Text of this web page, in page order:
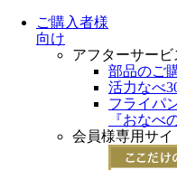
ご購入者様
向け
アフターサービ
部品のご
活力なべ
フライパ
『おなべ
会員様専用サイ